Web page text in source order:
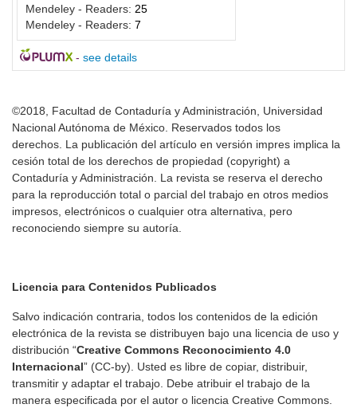
Mendeley - Readers: 25
Mendeley - Readers: 7
- see details
©2018, Facultad de Contaduría y Administración, Universidad
Nacional Autónoma de México. Reservados todos los
derechos. La publicación del artículo en versión impres implica la
cesión total de los derechos de propiedad (copyright) a
Contaduría y Administración. La revista se reserva el derecho
para la reproducción total o parcial del trabajo en otros medios
impresos, electrónicos o cualquier otra alternativa, pero
reconociendo siempre su autoría.
Licencia para Contenidos Publicados
Salvo indicación contraria, todos los contenidos de la edición
electrónica de la revista se distribuyen bajo una licencia de uso y
distribución “Creative Commons Reconocimiento 4.0
Internacional” (CC-by). Usted es libre de copiar, distribuir,
transmitir y adaptar el trabajo. Debe atribuir el trabajo de la
manera especificada por el autor o licencia Creative Commons.